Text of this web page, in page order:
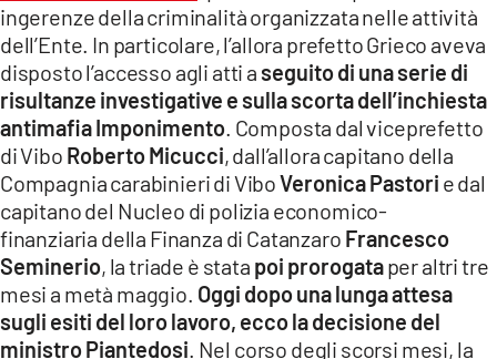
LACAPITALENEWS.IT
App
ANDROID
ingerenze della criminalità organizzata nelle attività
dell’Ente. In particolare, l’allora prefetto Grieco aveva
disposto l’accesso agli atti a seguito di una serie di
risultanze investigative e sulla scorta dell’inchiesta
antimafia Imponimento . Composta dal viceprefetto
di Vibo Roberto Micucci, dall’allora capitano della
Compagnia carabinieri di ViboVeronica Pastori e dal
capitano del Nucleo di polizia economico-
finanziaria della Finanza di Catanzaro Francesco
Seminerio, la triade è stata poi prorogataper altri tre
mesi a metà maggio. Oggi dopo una lunga attesa
sugli esiti del loro lavoro, ecco la decisione del
ministro Piantedosi . Nel corso degli scorsi mesi, la